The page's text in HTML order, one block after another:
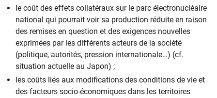
le coût des effets collatéraux sur le parc électronucléaire
national qui pourrait voir sa production réduite en raison
des remises en question et des exigences nouvelles
exprimées par les différents acteurs de la société
(politique, autorités, pression internationale…) (cf.
situation actuelle au Japon) ;
les coûts liés aux modifications des conditions de vie et
des facteurs socio-économiques dans les territoires